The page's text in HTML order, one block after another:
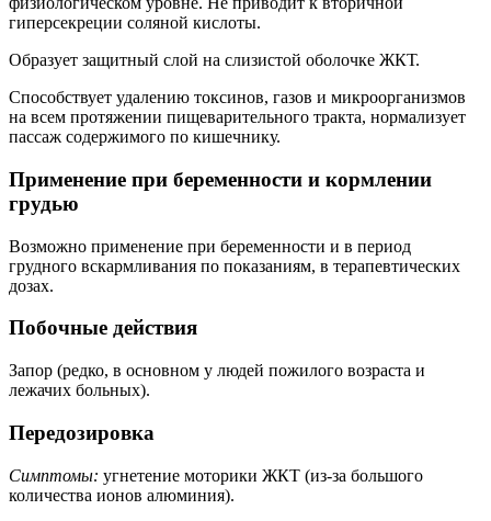
гиперсекреции соляной кислоты.
Образует защитный слой на слизистой оболочке ЖКТ.
Способствует удалению токсинов, газов и микроорганизмов
на всем протяжении пищеварительного тракта, нормализует
пассаж содержимого по кишечнику.
Применение при беременности и кормлении
грудью
Возможно применение при беременности и в период
грудного вскармливания по показаниям, в терапевтических
дозах.
Побочные действия
Запор (редко, в основном у людей пожилого возраста и
лежачих больных).
Передозировка
Симптомы: угнетение моторики ЖКТ (из-за большого
количества ионов алюминия).